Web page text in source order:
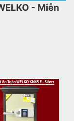
- Miễn